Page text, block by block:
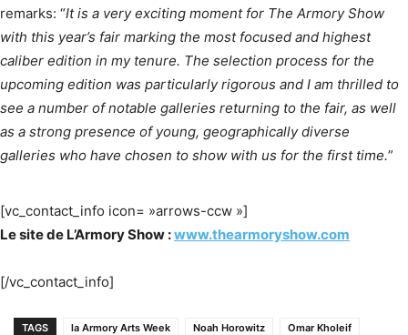
remarks: “It is a very exciting moment for The Armory Show
with this year’s fair marking the most focused and highest
caliber edition in my tenure. The selection process for the
upcoming edition was particularly rigorous and I am thrilled to
see a number of notable galleries returning to the fair, as well
as a strong presence of young, geographically diverse
galleries who have chosen to show with us for the first time.”
[vc_contact_info icon= »arrows-ccw »]
Le site de L’Armory Show :www.thearmoryshow.com
[/vc_contact_info]
TAGS la Armory Arts Week Noah Horowitz
Omar Kholeif